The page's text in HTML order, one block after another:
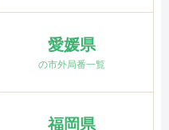
愛媛県
の市外局番一覧
福岡県